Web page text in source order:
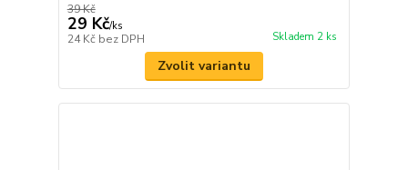
39 Kč
29 Kč/ks
24 Kč bez DPH Skladem 2 ks
Zvolit variantu